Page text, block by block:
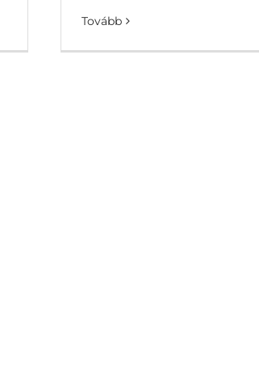
Tovább